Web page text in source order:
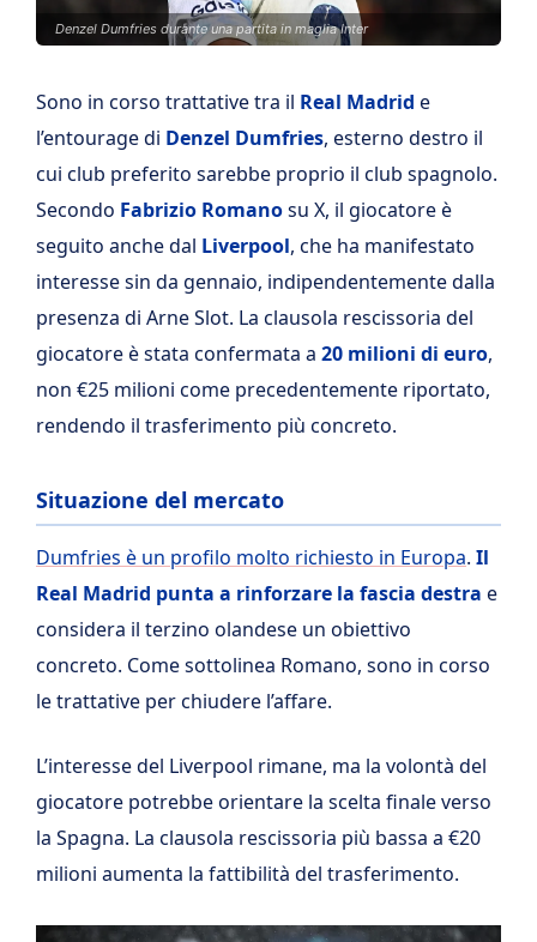
Denzel Dumfries durante una partita in maglia Inter
Sono in corso trattative tra il Real Madrid e
l’entourage di Denzel Dumfries, esterno destro il
cui club preferito sarebbe proprio il club spagnolo.
Secondo Fabrizio Romanosu X, il giocatore è
seguito anche dal Liverpool, che ha manifestato
interesse sin da gennaio, indipendentemente dalla
presenza di Arne Slot. La clausola rescissoria del
giocatore è stata confermata a 20 milioni di euro,
non €25 milioni come precedentemente riportato,
rendendo il trasferimento più concreto.
Situazione del mercato
Dumfries è un profilo molto richiesto in Europa. Il
Real Madrid punta a rinforzare la fascia destra e
considera il terzino olandese un obiettivo
concreto. Come sottolinea Romano, sono in corso
le trattative per chiudere l’affare.
L’interesse del Liverpool rimane, ma la volontà del
giocatore potrebbe orientare la scelta finale verso
la Spagna. La clausola rescissoria più bassa a €20
milioni aumenta la fattibilità del trasferimento.